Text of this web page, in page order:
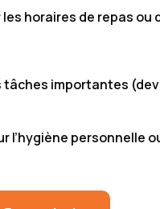
horaires de repas ou
importantes
l’hygiène personnelle